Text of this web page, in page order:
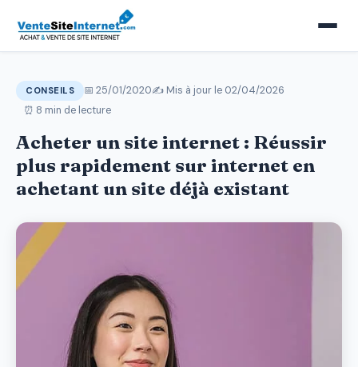
CONSEILS 📅 25/01/2020✍️ Mis à jour le 02/04/2026
⏰ 8 min de lecture
Acheter un site internet : Réussir
plus rapidement sur internet en
achetant un site déjà existant